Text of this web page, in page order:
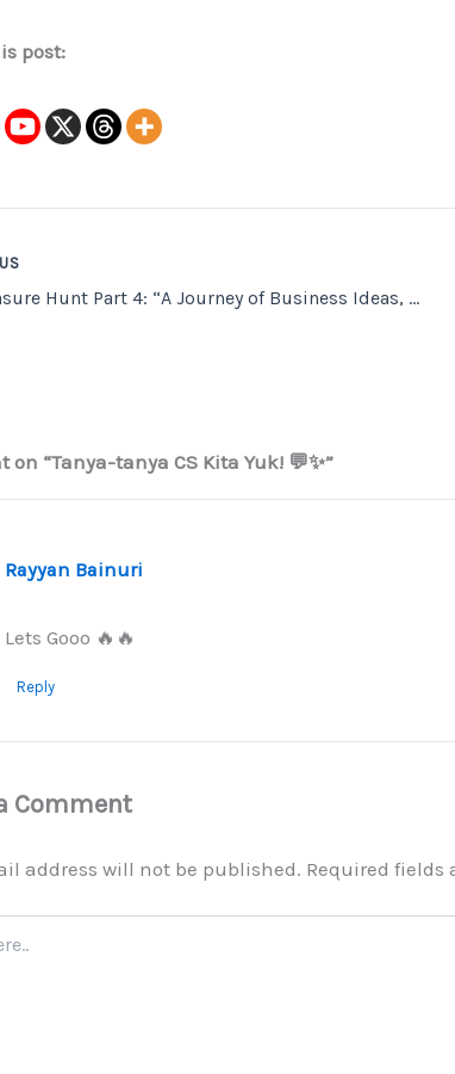
post:
Skye Treasure Hunt Part 4: “A Journey of Business Ideas, Creativity and Vision” 🌟💼
on “Tanya-tanya CS Kita Yuk! 💬✨”
Rayyan Bainuri
Lets Gooo 🔥🔥
Reply
Comment
address will not be published. Required fields